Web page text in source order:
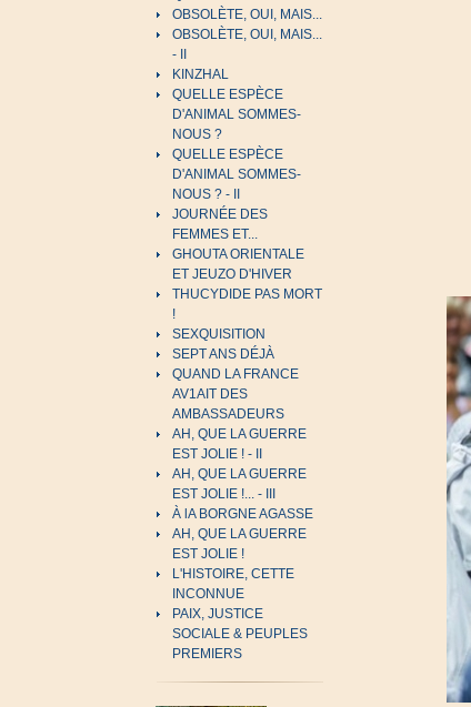
OBSOLÈTE, OUI, MAIS...
OBSOLÈTE, OUI, MAIS...
- II
KINZHAL
QUELLE ESPÈCE
D'ANIMAL SOMMES-
NOUS ?
QUELLE ESPÈCE
D'ANIMAL SOMMES-
NOUS ? - II
JOURNÉE DES
FEMMES ET...
GHOUTA ORIENTALE
ET JEUZO D'HIVER
THUCYDIDE PAS MORT
!
SEXQUISITION
SEPT ANS DÉJÀ
QUAND LA FRANCE
AV1AIT DES
AMBASSADEURS
AH, QUE LA GUERRE
EST JOLIE ! - II
AH, QUE LA GUERRE
EST JOLIE !... - III
À lA BORGNE AGASSE
AH, QUE LA GUERRE
EST JOLIE !
L'HISTOIRE, CETTE
INCONNUE
PAIX, JUSTICE
SOCIALE & PEUPLES
PREMIERS